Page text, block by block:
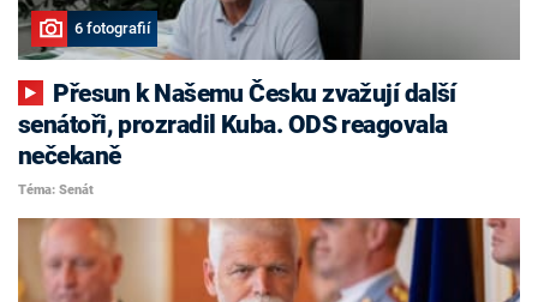
6 fotografií
senátoři, prozradil Kuba. ODS reagovala
nečekaně
Téma: Senát